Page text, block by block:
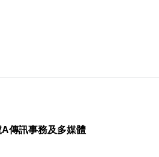
07 19:07
傳訊事務及多媒體